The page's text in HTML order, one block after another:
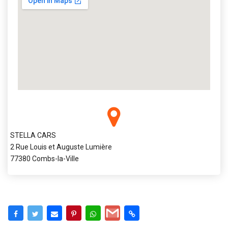
STELLA CARS
2 Rue Louis et Auguste Lumière
77380 Combs-la-Ville